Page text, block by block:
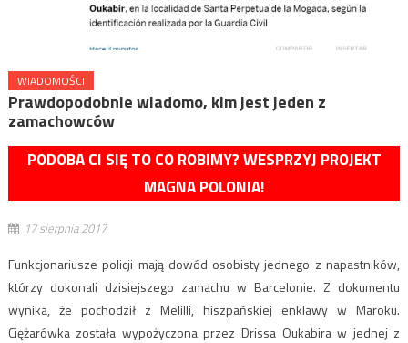
WIADOMOŚCI
Prawdopodobnie wiadomo, kim jest jeden z
zamachowców
PODOBA CI SIĘ TO CO ROBIMY? WESPRZYJ PROJEKT
MAGNA POLONIA!
17 sierpnia 2017
Funkcjonariusze policji mają dowód osobisty jednego z napastników,
którzy dokonali dzisiejszego zamachu w Barcelonie. Z dokumentu
wynika, że pochodził z Melilli, hiszpańskiej enklawy w Maroku.
Ciężarówka została wypożyczona przez Drissa Oukabira w jednej z